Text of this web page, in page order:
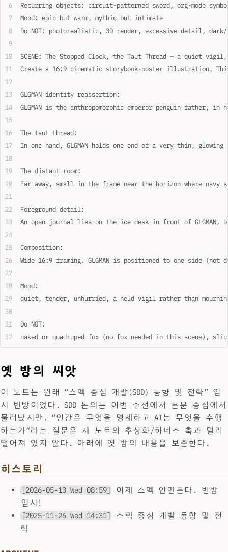
Recurring objects: circuit-patterned sword, org-mode
Mood: epic but warm, mythic but intimate
Do NOT: photorealistic, 3D render, excessive detail,
SCENE: The Stopped Clock, the Taut Thread — a quiet
Create a 16:9 cinematic storybook-poster illustration.
GLGMAN identity reassertion:
GLGMAN is the anthropomorphic emperor penguin
The taut thread:
In one hand, GLGMAN holds one end of a very thin,
The distant room:
Far away, small in the frame near the horizon where
Foreground detail:
An open journal lies on the ice desk in front of
Composition:
Wide 16:9 framing. GLGMAN is positioned to one side
Mood:
quiet, tender, unhurried, a held vigil rather than
Do NOT:
naked or quadruped fox (no fox needed in this scene),
옛 방의 씨앗
이 노트는 원래 “스펙 중심 개발(SDD) 동향 및 전략” 임
시 빈방이었다. SDD 논의는 이번 수선에서 본문 중심에서
물러났지만, “인간은 무엇을 명세하고 AI는 무엇을 수행
하는가”라는 질문은 새 노트의 추상화/하네스 축과 멀리
떨어져 있지 않다. 아래에 옛 방의 내용을 보존한다.
히스토리
[2026-05-13 Wed 08:59]
이제 스펙 안만든다. 빈방
임시!
[2025-11-26 Wed 14:31]
스펙 중심 개발 동향 및 전
략